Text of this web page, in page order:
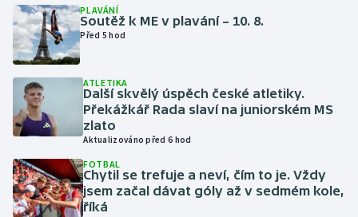
Gymnastika
Házená
Jezdectví
Judo
Krasobruslení
PLAVÁNÍ
Soutěž k ME v plavání – 10. 8.
Před 5 hod
ATLETIKA
Další skvělý úspěch české atletiky.
Překážkář Rada slaví na juniorském MS
zlato
Aktualizováno před 6 hod
FOTBAL
Chytil se trefuje a neví, čím to je. Vždy
jsem začal dávat góly až v sedmém kole,
říká